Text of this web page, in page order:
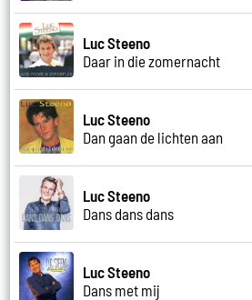
Luc Steeno
Daar in die zomernacht
Luc Steeno
Dan gaan de lichten aan
Luc Steeno
Dans dans dans
Luc Steeno
Dans met mij